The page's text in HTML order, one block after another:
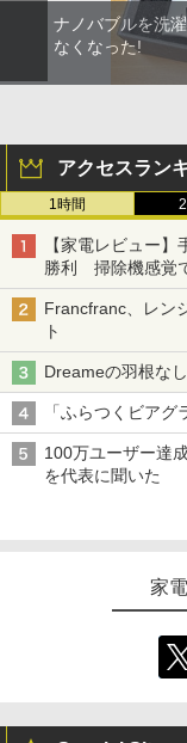
ナノバブルを洗
なくなった!
アクセスラン
1時間
【家電レビュー
勝利 掃除機感覚
Francfranc、レン
ト
Dreameの羽根な
「ふらつくビア
100万ユーザー達
を代表に聞いた
家